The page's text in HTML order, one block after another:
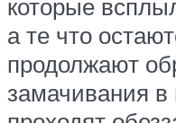
которые
а те что
продолжают
замачивания